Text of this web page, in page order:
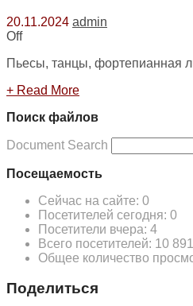
20.11.2024 admin
Off
Пьесы, танцы, фортепианная
+ Read More
Поиск файлов
Document Search
Посещаемость
Сейчас на сайте: 0
Посетителей сегодня: 0
Посетители вчера: 4
Всего посетителей: 10 891
Общее количество
Поделиться